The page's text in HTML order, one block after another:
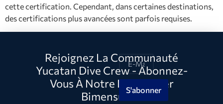
cette certification. Cependant, dans certaines destinations,
des certifications plus avancées sont parfois requises.
Rejoignez La Communauté
Yucatan Dive Crew - Abonnez-
Vous À Notre Newsletter
BimensuelleS'abonner